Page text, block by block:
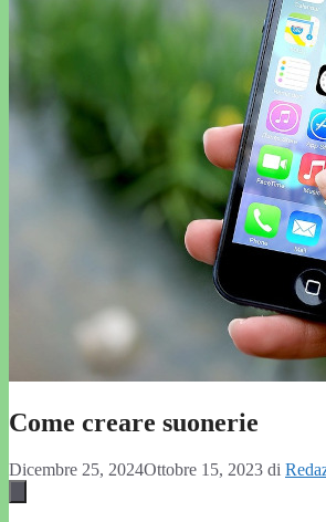
Come creare suonerie
Dicembre 25, 2024Ottobre 15, 2023 di